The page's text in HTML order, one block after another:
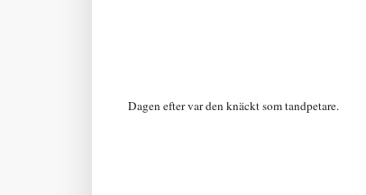
Dagen efter var den knäckt som tandpetare.